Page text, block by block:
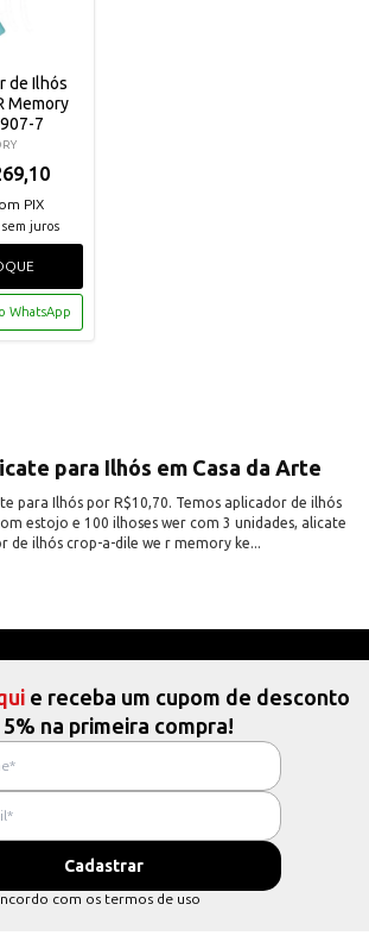
de Ilhós
Memory
7
PIX
sem juros
WhatsApp
para Ilhós em Casa da Arte
para Ilhós por R$10,70. Temos aplicador de ilhós
estojo e 100 ilhoses wer com 3 unidades, alicate
de ilhós crop-a-dile we r memory ke...
e receba um cupom de desconto
na primeira compra!
com os termos de uso